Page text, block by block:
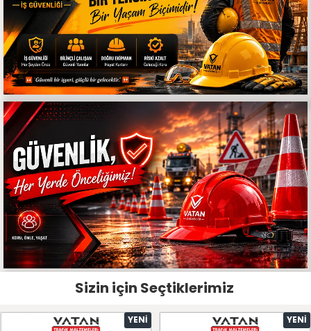
Sizin için Seçtiklerimiz
YENI YENI